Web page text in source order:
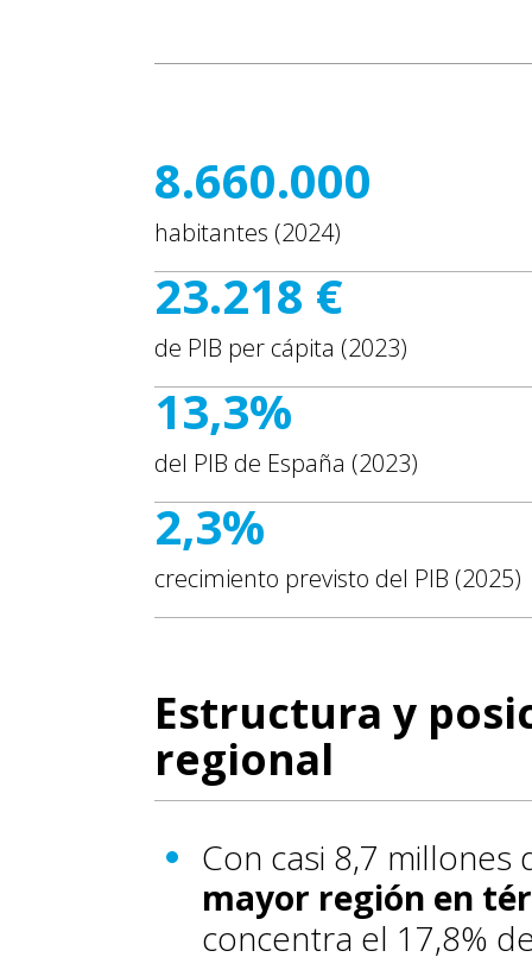
8.660.000
habitantes (2024)
23.218 €
de PIB per cápita (2023)
13,3%
del PIB de España (2023)
2,3%
crecimiento previsto del PIB (2025)
Estructura y
regional
Con casi 8,7
mayor región en
concentra el 17,8%